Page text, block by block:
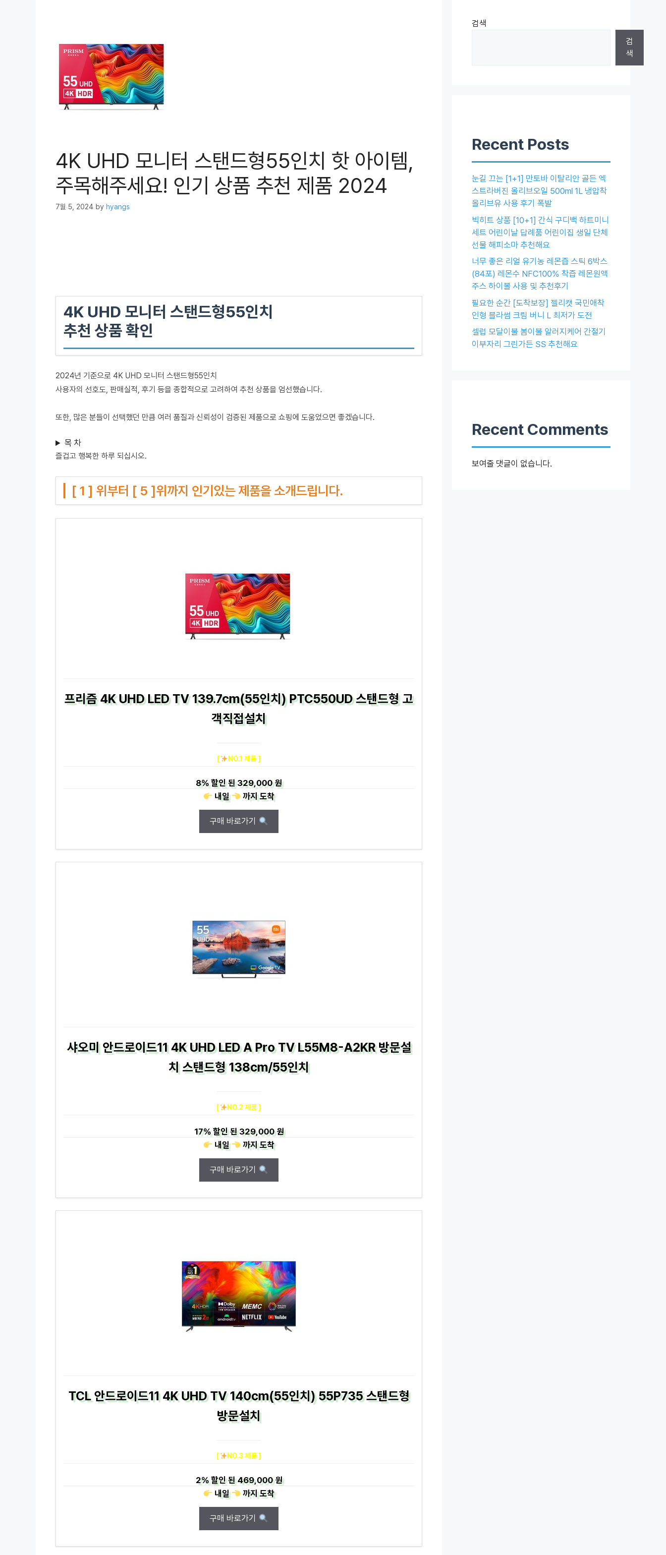
4K UHD 모니터 스탠드형55인치 핫 아이템,
주목해주세요! 인기 상품 추천 제품 2024
7월 5, 2024 by hyangs
4K UHD 모니터 스탠드형55인치
추천 상품 확인
2024년 기준으로 4K UHD 모니터 스탠드형55인치
사용자의 선호도, 판매실적, 후기 등을 종합적으로 고려하여 추천 상품을 엄선했습니다.
또한, 많은 분들이 선택했던 만큼 여러 품질과 신뢰성이 검증된 제품으로 쇼핑에 도움었으면 좋겠습니다.
목 차
즐겁고 행복한 하루 되십시오.
[ 1 ] 위부터 [ 5 ]위까지 인기있는 제품을 소개드립니다.
프리즘 4K UHD LED TV 139.7cm(55인치) PTC550UD 스탠드형 고
객직접설치
[ NO.1 제품 ]
8%할인 된329,000 원
내일
까지도착
구매 바로가기
샤오미 안드로이드11 4K UHD LED A Pro TV L55M8-A2KR 방문설
치 스탠드형 138cm/55인치
[ NO.2 제품 ]
17%할인 된329,000 원
내일
까지도착
구매 바로가기
TCL 안드로이드11 4K UHD TV 140cm(55인치) 55P735 스탠드형
방문설치
[ NO.3 제품 ]
2%할인 된469,000 원
내일
까지도착
구매 바로가기
검색
검
색
Recent Posts
눈길 끄는 [1+1] 만토바 이탈리안 골든 엑
스트라버진 올리브오일 500ml 1L 냉압착
올리브유 사용 후기 폭발
빅히트 상품 [10+1] 간식 구디백 하트미니
세트 어린이날 답례품 어린이집 생일 단체
선물 해피소마 추천해요
너무 좋은 리얼 유기농 레몬즙 스틱 6박스
(84포) 레몬수 NFC100% 착즙 레몬원액
주스 하이볼 사용 및 추천후기
필요한 순간 [도착보장] 젤리캣 국민애착
인형 블라썸 크림 버니 L 최저가 도전
셀럽 모달이불 봄이불 알러지케어 간절기
이부자리 그린가든 SS 추천해요
Recent Comments
보여줄 댓글이 없습니다.